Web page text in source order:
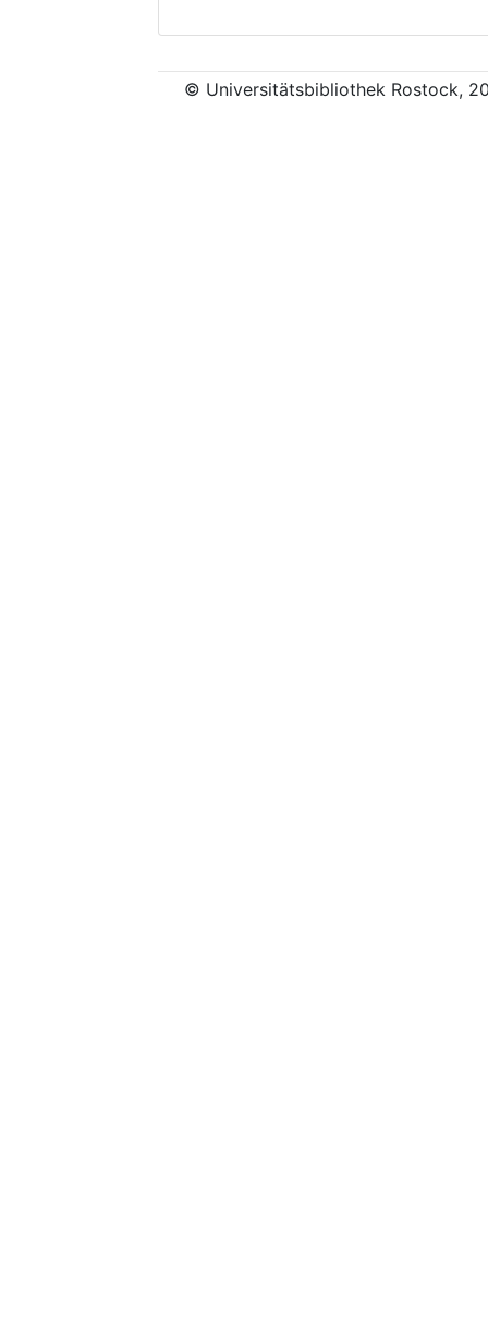
© Universitätsbibliothek Rostock,